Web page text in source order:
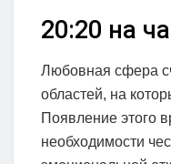
20:20 на
Любовная сфера
областей, на
Появление этого
необходимости